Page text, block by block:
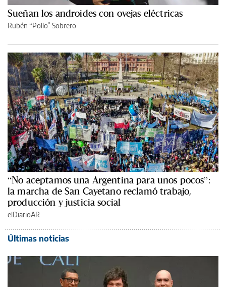
Sueñan los androides con ovejas eléctricas
Rubén “Pollo” Sobrero
“No aceptamos una Argentina para unos pocos”:
la marcha de San Cayetano reclamó trabajo,
producción y justicia social
elDiarioAR
Últimas noticias